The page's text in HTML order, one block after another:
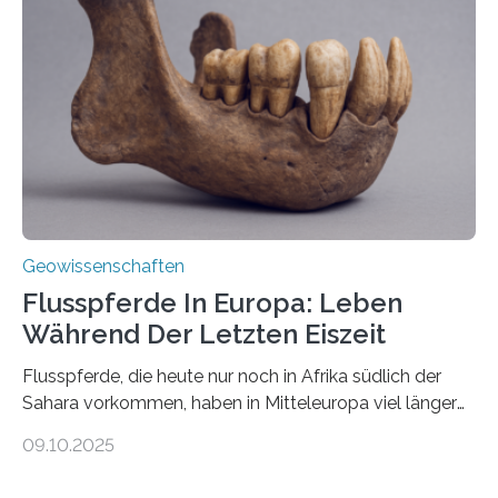
Miriam Christina Reiss, Vulkanseismologin an der
Johannes Gutenberg-Universität Mainz (JGU), und ihr
Team haben am Vulkan Oldoinyo Lengai in Tansania
solche Tremore lokalisiert. „Wir konnten die Tremore
nicht nur nachweisen, sondern ihren Ort in…
Geowissenschaften
Flusspferde In Europa: Leben
Während Der Letzten Eiszeit
Flusspferde, die heute nur noch in Afrika südlich der
Sahara vorkommen, haben in Mitteleuropa viel länger
Knochenfunden zeigen, dass Flusspferde noch vor
09.10.2025